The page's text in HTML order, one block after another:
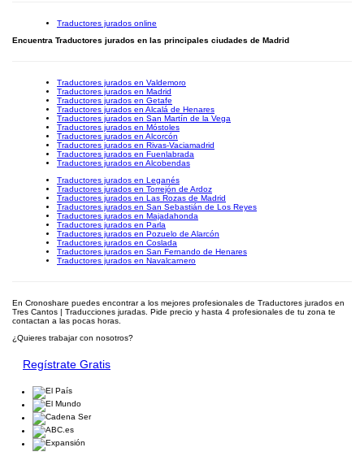
Traductores jurados online
Encuentra Traductores jurados en las principales ciudades de Madrid
Traductores jurados en Valdemoro
Traductores jurados en Madrid
Traductores jurados en Getafe
Traductores jurados en Alcalá de Henares
Traductores jurados en San Martín de la Vega
Traductores jurados en Móstoles
Traductores jurados en Alcorcón
Traductores jurados en Rivas-Vaciamadrid
Traductores jurados en Fuenlabrada
Traductores jurados en Alcobendas
Traductores jurados en Leganés
Traductores jurados en Torrejón de Ardoz
Traductores jurados en Las Rozas de Madrid
Traductores jurados en San Sebastián de Los Reyes
Traductores jurados en Majadahonda
Traductores jurados en Parla
Traductores jurados en Pozuelo de Alarcón
Traductores jurados en Coslada
Traductores jurados en San Fernando de Henares
Traductores jurados en Navalcarnero
En Cronoshare puedes encontrar a los mejores profesionales de Traductores jurados en
Tres Cantos | Traducciones juradas. Pide precio y hasta 4 profesionales de tu zona te
contactan a las pocas horas.
¿Quieres trabajar con nosotros?
Regístrate Gratis